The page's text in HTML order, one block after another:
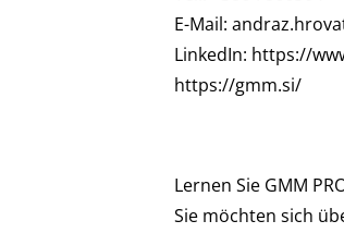
E-Mail:
LinkedIn: https://
https://gmm.si/
Lernen Sie GMM
Sie möchten sich